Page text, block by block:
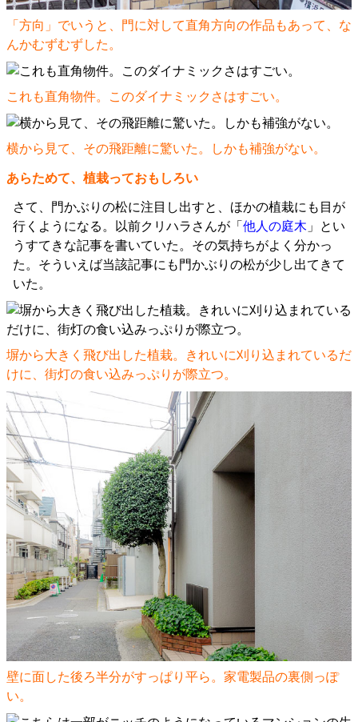
「方向」でいうと、門に対して直角方向の作品もあって、な
んかむずむずした。
これも直角物件。このダイナミックさはすごい。
横から見て、その飛距離に驚いた。しかも補強がない。
あらためて、植栽っておもしろい
さて、門かぶりの松に注目し出すと、ほかの植栽にも目が
行くようになる。以前クリハラさんが「 他人の庭木 」とい
うすてきな記事を書いていた。その気持ちがよく分かっ
た。そういえば当該記事にも門かぶりの松が少し出てきて
いた。
塀から大きく飛び出した植栽。きれいに刈り込まれているだ
けに、街灯の食い込みっぷりが際立つ。
壁に面した後ろ半分がすっぱり平ら。家電製品の裏側っぽ
い。